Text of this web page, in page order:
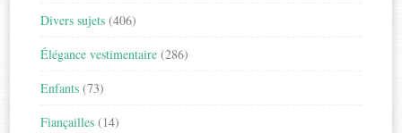
Divers sujets (406)
Élégance vestimentaire (286)
Enfants (73)
Fiançailles (14)